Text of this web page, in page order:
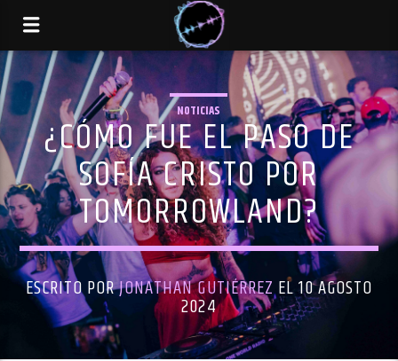
NOTICIAS
¿CÓMO FUE EL PASO DE
SOFÍA CRISTO POR
TOMORROWLAND?
ESCRITO PORJONATHAN GUTIÉRREZEL 10 AGOSTO
2024